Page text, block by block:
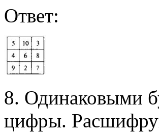
Ответ:
8. Одинаковыми
цифры.